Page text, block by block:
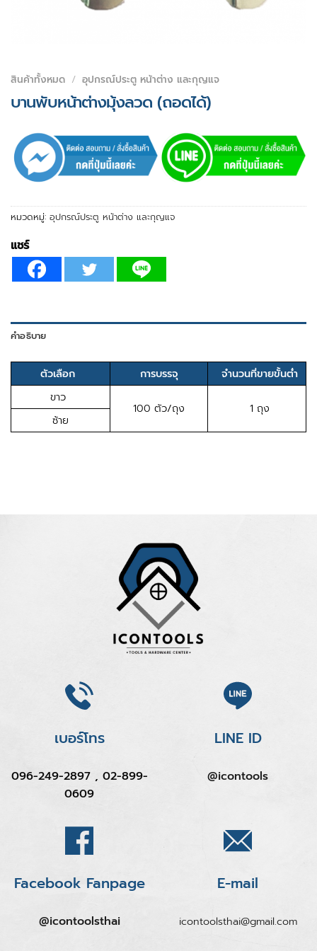
สินค้าทั้งหมด / อุปกรณ์ประตู หน้าต่าง และกุญแจ
บานพับหน้าต่างมุ้งลวด (ถอดได้)
หมวดหมู่: อุปกรณ์ประตู หน้าต่าง และกุญแจ
แชร์
คำอธิบาย
ตัวเลือก การบรรจุ
จำนวนที่ขายขั้นต่ำ
ขาว
100 ตัว/ถุง 1 ถุง
ซ้าย
เบอร์โทร
096-249-2897 , 02-899-
0609
LINE ID
@icontools
Facebook Fanpage
@icontoolsthai
E-mail
icontoolsthai@gmail.com